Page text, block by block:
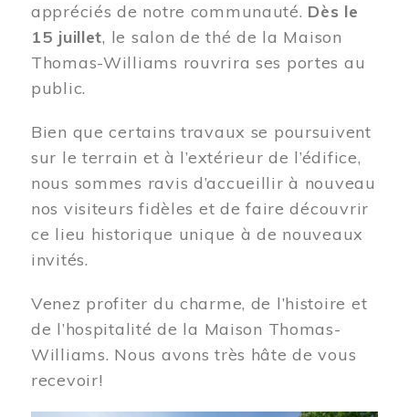
appréciés de notre communauté. Dès le
15 juillet, le salon de thé de la Maison
Thomas-Williams rouvrira ses portes au
public.
Bien que certains travaux se poursuivent
sur le terrain et à l’extérieur de l’édifice,
nous sommes ravis d’accueillir à nouveau
nos visiteurs fidèles et de faire découvrir
ce lieu historique unique à de nouveaux
invités.
Venez profiter du charme, de l’histoire et
de l’hospitalité de la Maison Thomas-
Williams. Nous avons très hâte de vous
recevoir!